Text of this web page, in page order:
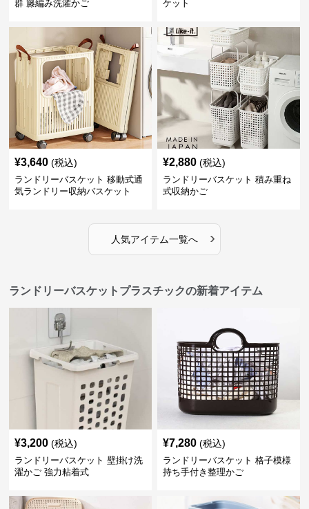
群 籐編み洗濯かご ケット
¥3,640 (税込)
ランドリーバスケット 移動式通
気ランドリー収納バスケット
¥2,880 (税込)
ランドリーバスケット 積み重ね
式収納かご
人気アイテム一覧へ ›
ランドリーバスケットプラスチックの新着アイテム
¥3,200 (税込)
ランドリーバスケット 壁掛け洗
濯かご 強力粘着式
¥7,280 (税込)
ランドリーバスケット 格子模様
持ち手付き整理かご